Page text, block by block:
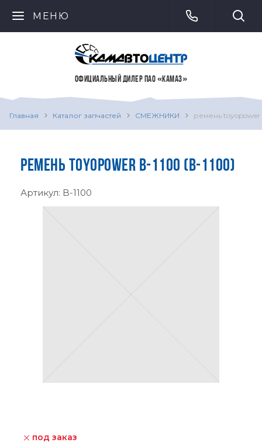
МЕНЮ
ОФИЦИАЛЬНЫЙ ДИЛЕР ПАО «КАМАЗ»
Главная Каталог запчастей СМЕЖНИКИ ремень toyopower
РЕМЕНЬ TOYOPOWER B-1100 (B-1100)
Артикул: B-1100
под заказ